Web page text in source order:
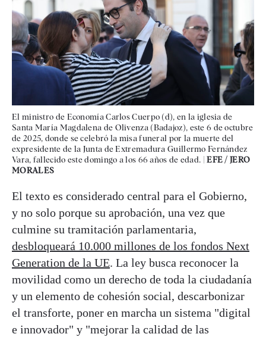
El ministro de Economía Carlos Cuerpo (d), en la iglesia de
Santa María Magdalena de Olivenza (Badajoz), este 6 de octubre
de 2025, donde se celebró la misa funeral por la muerte del
expresidente de la Junta de Extremadura Guillermo Fernández
Vara, fallecido este domingo a los 66 años de edad. |EFE / JERO
MORALES
El texto es considerado central para el Gobierno,
y no solo porque su aprobación, una vez que
culmine su tramitación parlamentaria,
desbloqueará 10.000 millones de los fondos Next
Generation de la UE. La ley busca reconocer la
movilidad como un derecho de toda la ciudadanía
y un elemento de cohesión social, descarbonizar
el transforte, poner en marcha un sistema "digital
e innovador" y "mejorar la calidad de las